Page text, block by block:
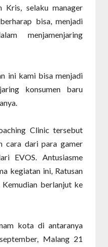
Kris, selaku manager
bisa, menjadi
menjamenjaring
ini kami bisa menjadi
konsumen baru
Clinic tersebut
cara dari para gamer
EVOS. Antusiasme
kegiatan ini, Ratusan
berlanjut ke
kota di antaranya
Malang 21